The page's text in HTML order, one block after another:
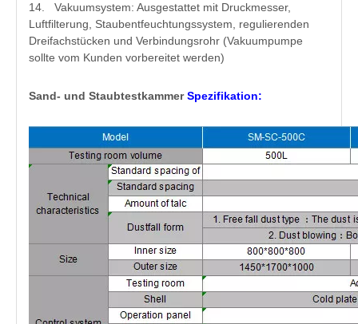
14. Vakuumsystem: Ausgestattet mit Druckmesser,
Luftfilterung, Staubentfeuchtungssystem, regulierenden
Dreifachstücken und Verbindungsrohr (Vakuumpumpe
sollte vom Kunden vorbereitet werden)
Sand- und StaubtestkammerSpezifikation: